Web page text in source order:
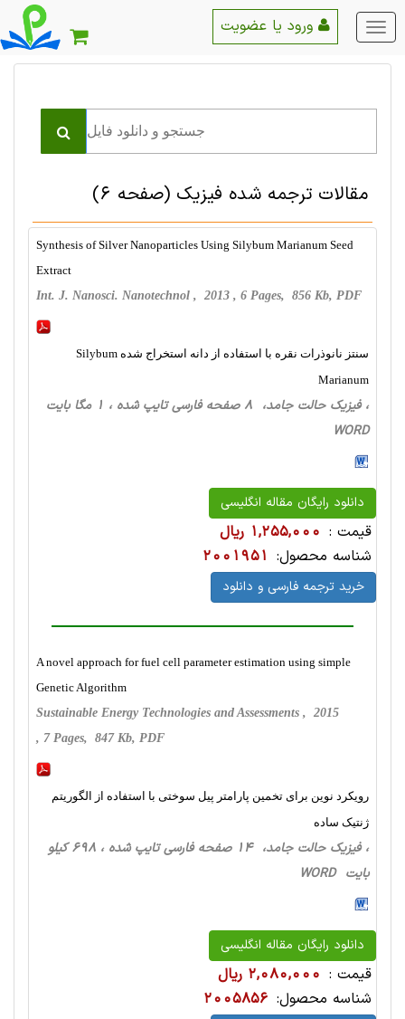
منو
اصلی
مقالات ترجمه شده فیزیک (صفحه 6)
Synthesis of Silver Nanoparticles Using Silybum Marianum Seed
Extract
Int. J. Nanosci. Nanotechnol , 2013 , 6 Pages, 856 Kb, PDF
سنتز نانوذرات نقره با استفاده از دانه استخراج شده Silybum
Marianum
، فیزیک حالت‌ جامد، 8 صفحه فارسی تایپ شده ، 1 مگا بایت
WORD
دانلود رایگان مقاله انگلیسی
قیمت : 1,255,000 ریال
شناسه محصول: 2001951
خرید ترجمه فارسی و دانلود
A novel approach for fuel cell parameter estimation using simple
Genetic Algorithm
Sustainable Energy Technologies and Assessments , 2015
, 7 Pages, 847 Kb, PDF
رویکرد نوین برای تخمین پارامتر پیل سوختی با استفاده از الگوریتم
ژنتیک ساده
، فیزیک حالت‌ جامد، 14 صفحه فارسی تایپ شده ، 698 کیلو
بایت WORD
دانلود رایگان مقاله انگلیسی
قیمت : 2,080,000 ریال
شناسه محصول: 2005856